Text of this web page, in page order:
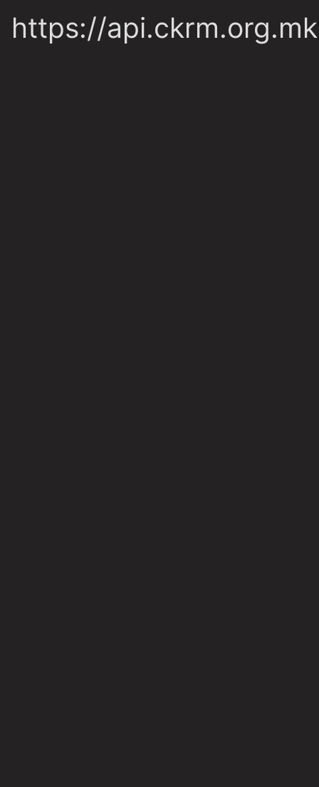
https://api.ckrm.org.mk